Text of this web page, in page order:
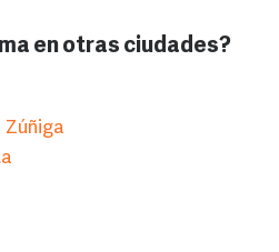
en otras ciudades?
Zúñiga